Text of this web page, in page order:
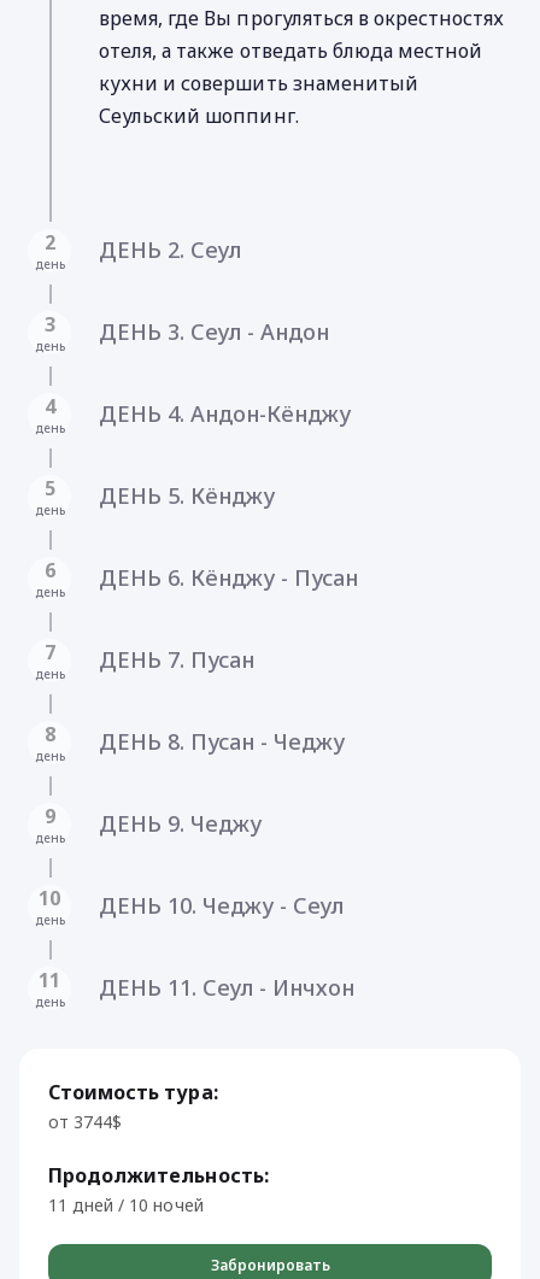
время, где Вы прогуляться в окрестностях
отеля, а также отведать блюда местной
кухни и совершить знаменитый
Сеульский шоппинг.
2
день ДЕНЬ 2. Сеул
3
день ДЕНЬ 3. Сеул - Андон
4
день ДЕНЬ 4. Андон-Кёнджу
5
день ДЕНЬ 5. Кёнджу
6
день ДЕНЬ 6. Кёнджу - Пусан
7
день ДЕНЬ 7. Пусан
8
день ДЕНЬ 8. Пусан - Чеджу
9
день ДЕНЬ 9. Чеджу
10
день ДЕНЬ 10. Чеджу - Сеул
11
день ДЕНЬ 11. Сеул - Инчхон
Стоимость тура:
от 3744$
Продолжительность:
11 дней / 10 ночей
Забронировать